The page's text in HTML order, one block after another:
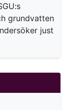
grundvatten
just